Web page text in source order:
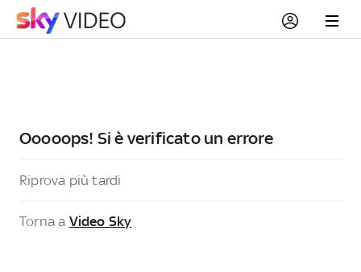
Ooooops! Si è verificato un errore
Riprova più tardi
Torna a Video Sky